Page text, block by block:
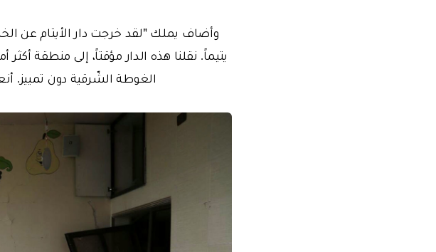
يتيماً. نقلنا هذه الدار مؤقتاً، إلى منطقة
الغوطة الشّرقية دون تمييز.